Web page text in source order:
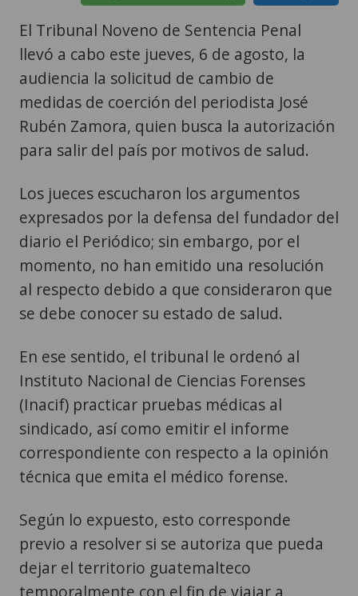
El Tribunal Noveno de Sentencia Penal
llevó a cabo este jueves, 6 de agosto, la
audiencia la solicitud de cambio de
medidas de coerción del periodista José
Rubén Zamora, quien busca la autorización
para salir del país por motivos de salud.
Los jueces escucharon los argumentos
expresados por la defensa del fundador del
diario el Periódico; sin embargo, por el
momento, no han emitido una resolución
al respecto debido a que consideraron que
se debe conocer su estado de salud.
En ese sentido, el tribunal le ordenó al
Instituto Nacional de Ciencias Forenses
(Inacif) practicar pruebas médicas al
sindicado, así como emitir el informe
correspondiente con respecto a la opinión
técnica que emita el médico forense.
Según lo expuesto, esto corresponde
previo a resolver si se autoriza que pueda
dejar el territorio guatemalteco
temporalmente con el fin de viajar a